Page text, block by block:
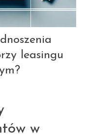
leasingu
w